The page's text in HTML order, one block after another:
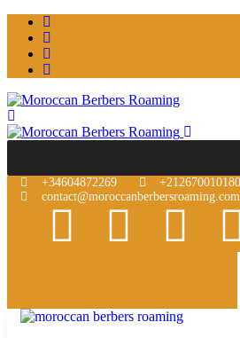
+34604872269
+212670010180
contact@moroccanberbersroaming.com